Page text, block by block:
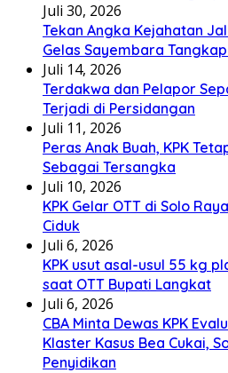
Juli 30, 2026
Tekan Angka Kejahatan
Gelas Sayembara
Juli 14, 2026
Terdakwa dan Pelapor
Terjadi di Persidangan
Juli 11, 2026
Peras Anak Buah, KPK
Sebagai Tersangka
Juli 10, 2026
KPK Gelar OTT di Solo
Ciduk
Juli 6, 2026
KPK usut asal-usul 55 kg
saat OTT Bupati Langkat
Juli 6, 2026
CBA Minta Dewas KPK
Klaster Kasus Bea Cukai,
Penyidikan